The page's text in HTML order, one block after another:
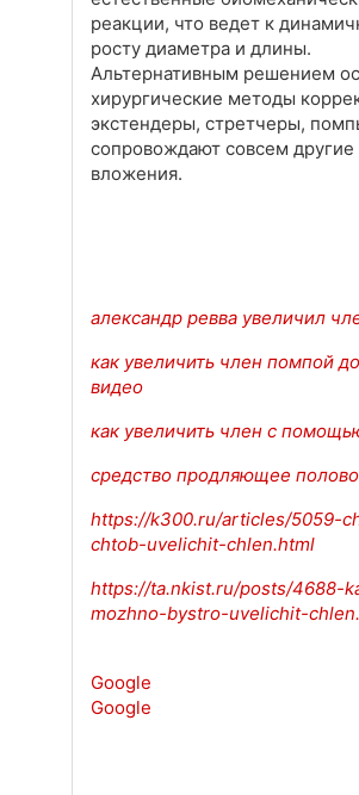
реакции, что ведет к
росту диаметра и длины.
Альтернативным решением
хирургические методы
экстендеры, стретчеры,
сопровождают совсем другие
вложения.
александр ревва увеличил
как увеличить член помпой
видео
как увеличить член с
средство продляющее
https://k300.ru/articles/5059-
chtob-uvelichit-chlen.html
https://ta.nkist.ru/posts/4688-
mozhno-bystro-uvelichit-
Google
Google